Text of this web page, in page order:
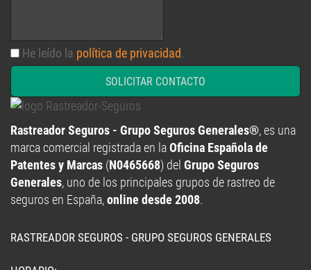
SOLICITAR CONTACTO
Rastreador Seguros - Grupo Seguros Generales®
marca comercial registrada en laOficina Española de
Patentes y Marcas(N0465668) delGrupo Seguros
Generales, uno de los principales grupos de rastreo de
seguros en España,online desde 2008.
Lunes a viernes: 9:00 / 21:00